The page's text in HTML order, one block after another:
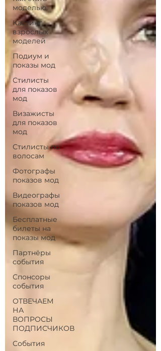
моделью
Кастинг
взрослых
моделей
Подиум и
показы мод
Стилисты
для показов
мод
Визажисты
для показов
мод
Стилисты по
волосам
Фотографы
показов мод
Видеографы
показов мод
Бесплатные
билеты на
показы мод
Партнёры
события
Спонсоры
события
ОТВЕЧАЕМ
НА
ВОПРОСЫ
ПОДПИСЧИКОВ
События